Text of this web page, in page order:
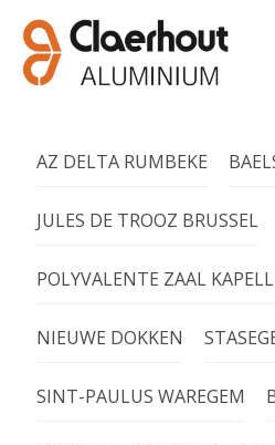
AZ DELTA RUMBEKE
JULES DE TROOZ BRUSSEL
POLYVALENTE ZAAL
NIEUWE DOKKEN
SINT-PAULUS WAREGEM